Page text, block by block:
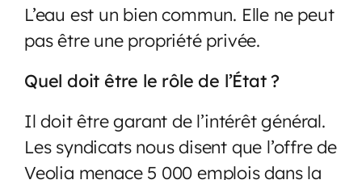
L’eau est un bien commun. Elle ne peut
pas être une propriété privée.
Quel doit être le rôle de l’État ?
Il doit être garant de l’intérêt général.
Les syndicats nous disent que l’offre de
Veolia menace 5 000 emplois dans la